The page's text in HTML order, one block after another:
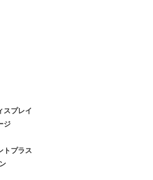
スプレイ
ジ
トプラス